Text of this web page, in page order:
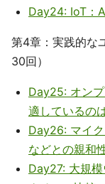
Day24: IoT：
第4章：実践的な
30回）
Day25: オン
適しているの
Day26: マイ
などとの親和
Day27: 大規